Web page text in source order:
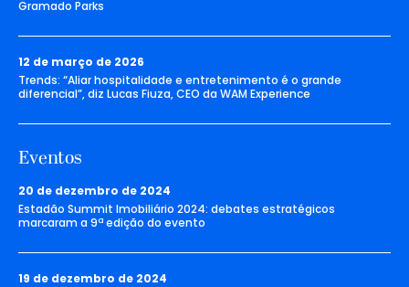
Gramado Parks
12 de março de 2026
Trends: “Aliar hospitalidade e entretenimento é o grande
diferencial”, diz Lucas Fiuza, CEO da WAM Experience
Eventos
20 de dezembro de 2024
Estadão Summit Imobiliário 2024: debates estratégicos
marcaram a 9ª edição do evento
19 de dezembro de 2024